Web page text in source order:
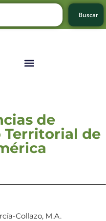
Buscar
de
Territorial de
Collazo, M.A.